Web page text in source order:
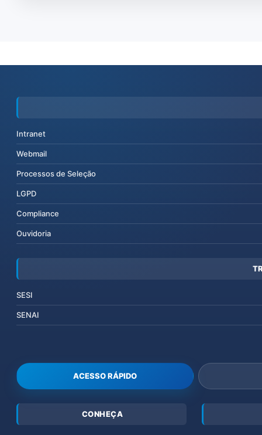
Intranet
Webmail
Processos de Seleção
LGPD
Compliance
Ouvidoria
SESI
SENAI
ACESSO RÁPIDO
CONHEÇA